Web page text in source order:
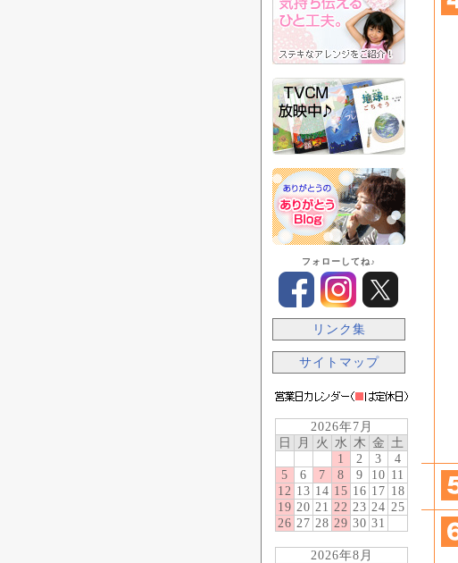
フォローしてね♪
リンク集
サイトマップ
2026年7月
日
月 火 水 木 金 土
1
2 3
4
5
6 7 8 9 10 11
12 13 14 15 16 17 18
19 20 21 22 23 24 25
26 27 28 29 30 31
2026年8月